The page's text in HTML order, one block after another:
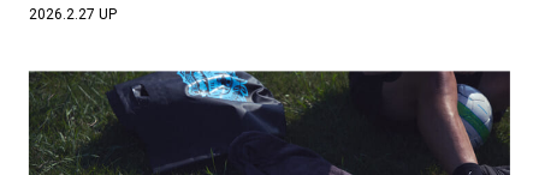
2026.2.27 UP